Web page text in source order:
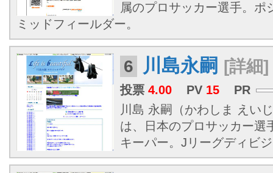
属のプロサッカー選手。ポ
ミッドフィールダー。
6 川島永嗣 [詳細]
投票 4.00 PV 15
PR
川島 永嗣（かわしま えい
は、日本のプロサッカー選
キーパー。Jリーグディビ